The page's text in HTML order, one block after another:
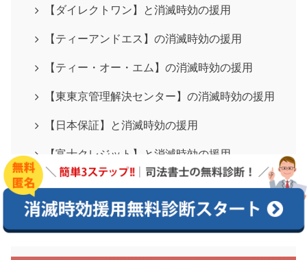
【ダイレクトワン】と消滅時効の援用
【ティーアンドエス】の消滅時効の援用
【ティー・オー・エム】の消滅時効の援用
【東東京管理解決センター】の消滅時効の援用
【日本保証】と消滅時効の援用
【富士クレジット】と消滅時効の援用
【CFJ合同会社】と消滅時効の援用